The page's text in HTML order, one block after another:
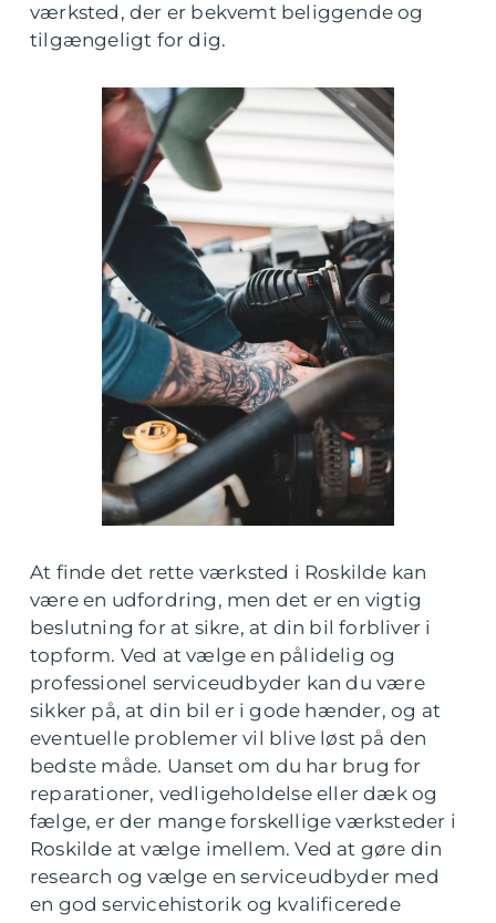
værksted, der er bekvemt beliggende og
tilgængeligt for dig.
At finde det rette værksted i Roskilde kan
være en udfordring, men det er en vigtig
beslutning for at sikre, at din bil forbliver i
topform. Ved at vælge en pålidelig og
professionel serviceudbyder kan du være
sikker på, at din bil er i gode hænder, og at
eventuelle problemer vil blive løst på den
bedste måde. Uanset om du har brug for
reparationer, vedligeholdelse eller dæk og
fælge, er der mange forskellige værksteder i
Roskilde at vælge imellem. Ved at gøre din
research og vælge en serviceudbyder med
en god servicehistorik og kvalificerede